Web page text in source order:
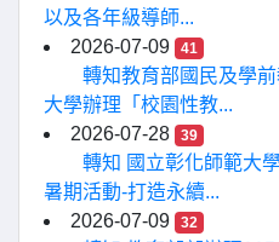
以及各年級導師...
2026-07-09
41
轉知教育部國民及學
大學辦理「校園性教...
2026-07-28
39
轉知 國立彰化師範大
暑期活動-打造永續...
2026-07-09
32